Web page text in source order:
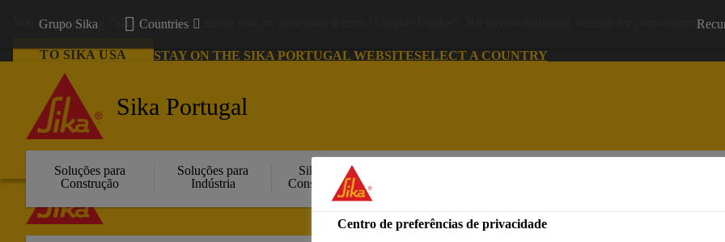
You are accessing "Sika Portugal", it seems you are accessing it from "Estados Unidos". We have a dedicated website for your country.
TO SIKA USA STAY ON THE SIKA PORTUGAL WEBSITESELECT A COUNTRY
Grupo Sika Countries
Sika Portugal
Grupo Sika Countries
Sika Portugal
Soluções para
Construção
Soluções para
Indústria
Sika
Consigo
Centro de preferências de privacidade